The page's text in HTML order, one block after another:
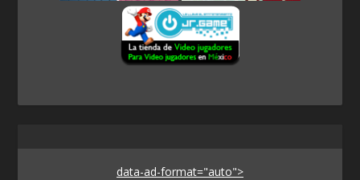
data-ad-format="auto">